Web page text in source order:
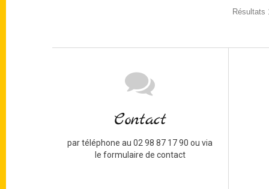
Résultats
Contact
par téléphone au 02 98 87 17 90 ou via
le formulaire de contact